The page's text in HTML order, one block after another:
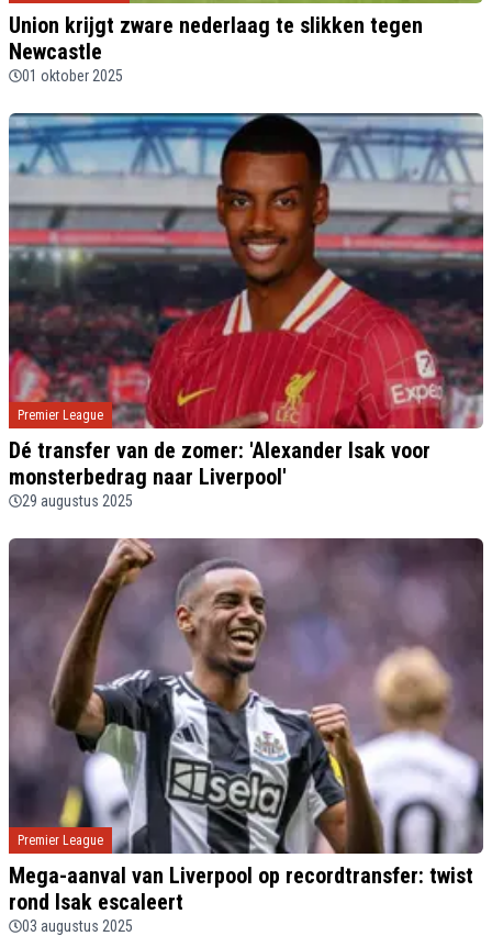
Union krijgt zware nederlaag te slikken tegen
Newcastle
01 oktober 2025
Premier League
Dé transfer van de zomer: 'Alexander Isak voor
monsterbedrag naar Liverpool'
29 augustus 2025
Premier League
Mega-aanval van Liverpool op recordtransfer: twist
rond Isak escaleert
03 augustus 2025